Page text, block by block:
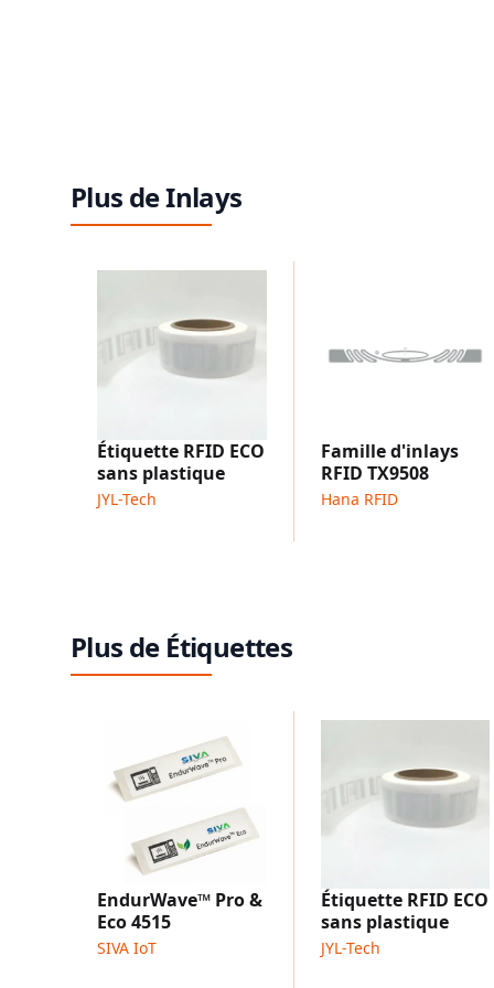
Plus de Inlays
Étiquette RFID ECO
sans plastique
JYL-Tech
Famille d'inlays
RFID TX9508
Hana RFID
Plus de Étiquettes
EndurWave™ Pro &
Eco 4515
SIVA IoT
Étiquette RFID ECO
sans plastique
JYL-Tech